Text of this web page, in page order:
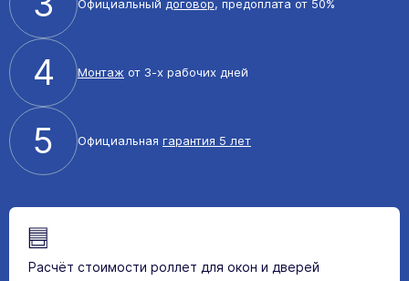
Официальный договор, предоплата от 50%
4 Монтаж от 3-х рабочих дней
5 Официальная гарантия 5 лет
Расчёт стоимости роллет для окон и дверей